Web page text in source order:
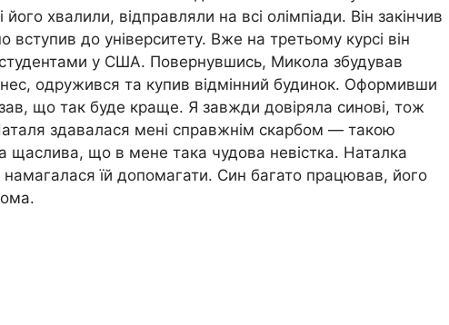
хвалили, відправляли на всі олімпіади. Він закінчив
вступив до університету. Вже на третьому курсі він
у США. Повернувшись, Микола збудував
одружився та купив відмінний будинок. Оформивши
що так буде краще. Я завжди довіряла синові, тож
здавалася мені справжнім скарбом — такою
щаслива, що в мене така чудова невістка. Наталка
намагалася їй допомагати. Син багато працював, його